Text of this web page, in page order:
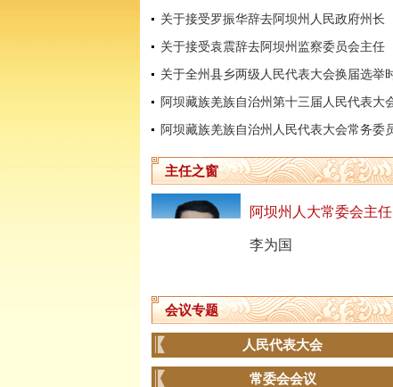
关于接受罗振华辞去阿坝州人民政府州长
关于接受袁震辞去阿坝州监察委员会主任
主任之窗
阿坝州人大常委会主任
李为国
会议专题
人民代表大会
常委会会议